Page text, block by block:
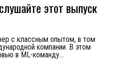
этот выпуск
с классным опытом, в том
компании. В этом
в ML-команду...